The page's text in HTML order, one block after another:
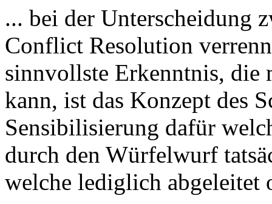
... bei der Unterscheidung
Conflict Resolution
sinnvollste Erkenntnis, die
kann, ist das Konzept des
Sensibilisierung dafür
durch den Würfelwurf
welche lediglich abgeleitet